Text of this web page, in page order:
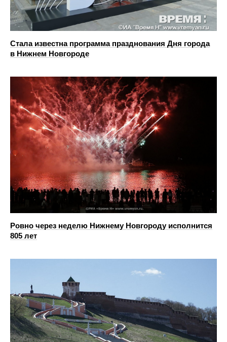
Стала известна программа празднования Дня города
в Нижнем Новгороде
Ровно через неделю Нижнему Новгороду исполнится
805 лет